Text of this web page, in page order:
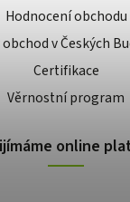
Hodnocení obchodu
v Českých
Certifikace
Věrnostní program
online